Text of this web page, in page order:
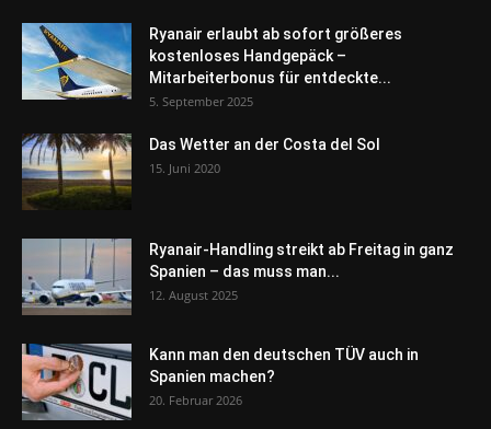
Ryanair erlaubt ab sofort größeres
kostenloses Handgepäck –
Mitarbeiterbonus für entdeckte...
5. September 2025
Das Wetter an der Costa del Sol
15. Juni 2020
Ryanair-Handling streikt ab Freitag in ganz
Spanien – das muss man...
12. August 2025
Kann man den deutschen TÜV auch in
Spanien machen?
20. Februar 2026